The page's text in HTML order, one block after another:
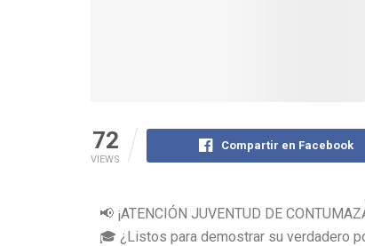
72
VIEWS
Compartir en Facebook
📢 ¡ATENCIÓN JUVENTUD DE
🎓 ¿Listos para demostrar su verdadero